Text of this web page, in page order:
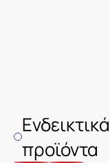
Ενδεικτικά
προϊόντα